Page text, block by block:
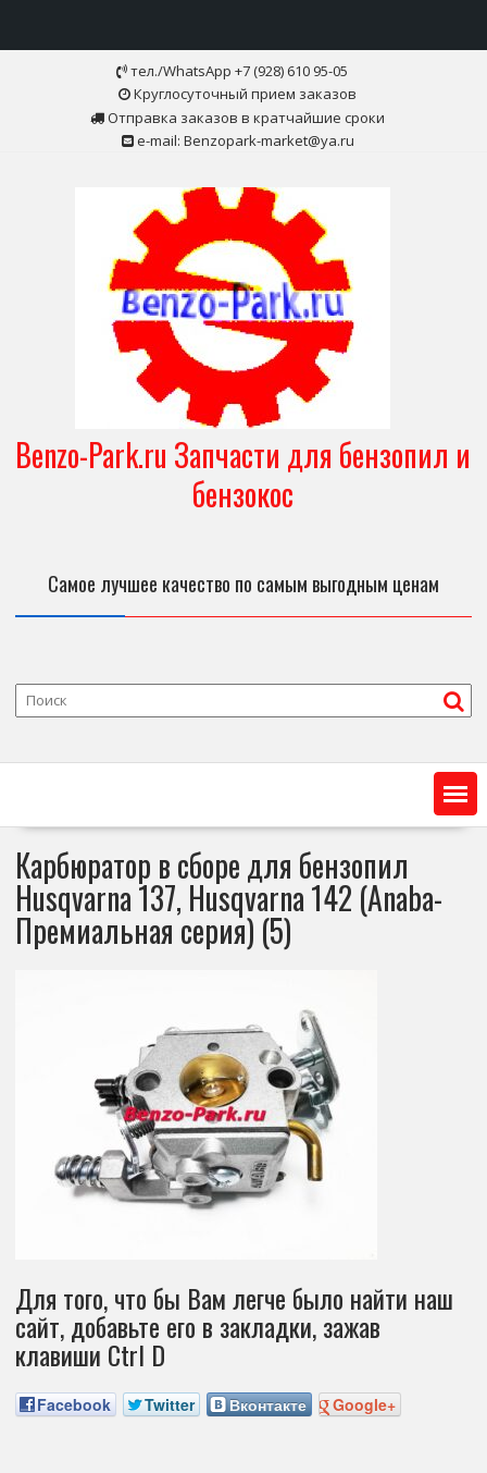
тел./WhatsApp +7 (928) 610 95-05
Круглосуточный прием заказов
Отправка заказов в кратчайшие сроки
e-mail: Benzopark-market@ya.ru
Benzo-Park.ru Запчасти для бензопил и
бензокос
Самое лучшее качество по самым выгодным ценам
Карбюратор в сборе для бензопил
Husqvarna 137, Husqvarna 142 (Anaba-
Премиальная серия) (5)
Для того, что бы Вам легче было найти наш
сайт, добавьте его в закладки, зажав
клавиши Ctrl D
Facebook Twitter Вконтакте Google+